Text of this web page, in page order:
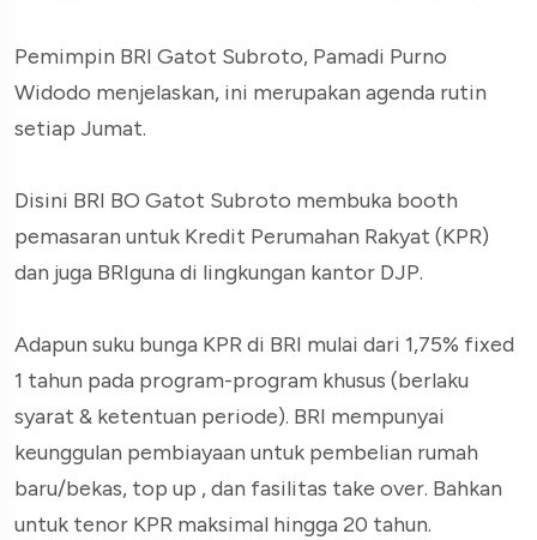
Pemimpin BRI Gatot Subroto, Pamadi Purno
Widodo menjelaskan, ini merupakan agenda rutin
setiap Jumat.
Disini BRI BO Gatot Subroto membuka booth
pemasaran untuk Kredit Perumahan Rakyat (KPR)
dan juga BRIguna di lingkungan kantor DJP.
Adapun suku bunga KPR di BRI mulai dari 1,75% fixed
1 tahun pada program-program khusus (berlaku
syarat & ketentuan periode). BRI mempunyai
keunggulan pembiayaan untuk pembelian rumah
baru/bekas, top up , dan fasilitas take over. Bahkan
untuk tenor KPR maksimal hingga 20 tahun.